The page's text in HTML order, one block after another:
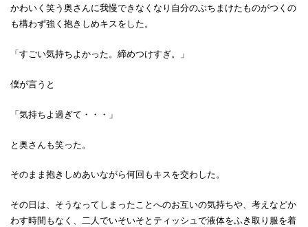
かわいく笑う奥さんに我慢できなくなり自分のぶちまけたものがつくの
も構わず強く抱きしめキスをした。
「すごい気持ちよかった。締めつけすぎ。」
僕が言うと
「気持ちよ過ぎて・・・」
と奥さんも笑った。
そのまま抱きしめあいながら何回もキスを交わした。
その日は、そうなってしまったことへのお互いの気持ちや、考えなどか
わす時間もなく、二人でいそいそとティッシュで液体をふき取り服を着